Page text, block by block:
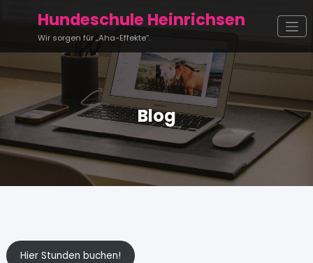
Hundeschule Heinrichsen
Wir sorgen für „Aha-Effekte“.
Blog
Hier Stunden buchen!